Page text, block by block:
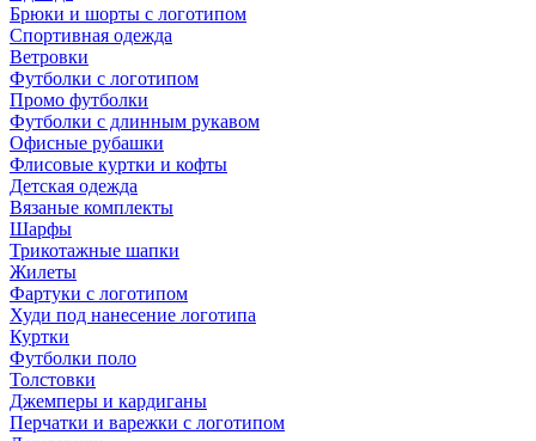
Брюки и шорты с логотипом
Спортивная одежда
Ветровки
Футболки с логотипом
Промо футболки
Футболки с длинным рукавом
Офисные рубашки
Флисовые куртки и кофты
Детская одежда
Вязаные комплекты
Шарфы
Трикотажные шапки
Жилеты
Фартуки с логотипом
Худи под нанесение логотипа
Куртки
Футболки поло
Толстовки
Джемперы и кардиганы
Перчатки и варежки с логотипом